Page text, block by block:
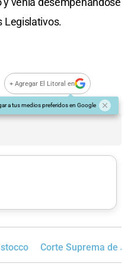
Legislativos.
+ Agregar El Litoral en
a tus medios preferidos en Google
Corte Suprema de